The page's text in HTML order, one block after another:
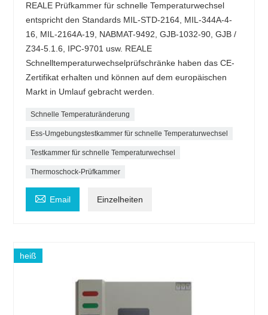
REALE Prüfkammer für schnelle Temperaturwechsel
entspricht den Standards MIL-STD-2164, MIL-344A-4-
16, MIL-2164A-19, NABMAT-9492, GJB-1032-90, GJB /
Z34-5.1.6, IPC-9701 usw. REALE
Schnelltemperaturwechselprüfschränke haben das CE-
Zertifikat erhalten und können auf dem europäischen
Markt in Umlauf gebracht werden.
Schnelle Temperaturänderung
Ess-Umgebungstestkammer für schnelle Temperaturwechsel
Testkammer für schnelle Temperaturwechsel
Thermoschock-Prüfkammer
 Email Einzelheiten
heiß